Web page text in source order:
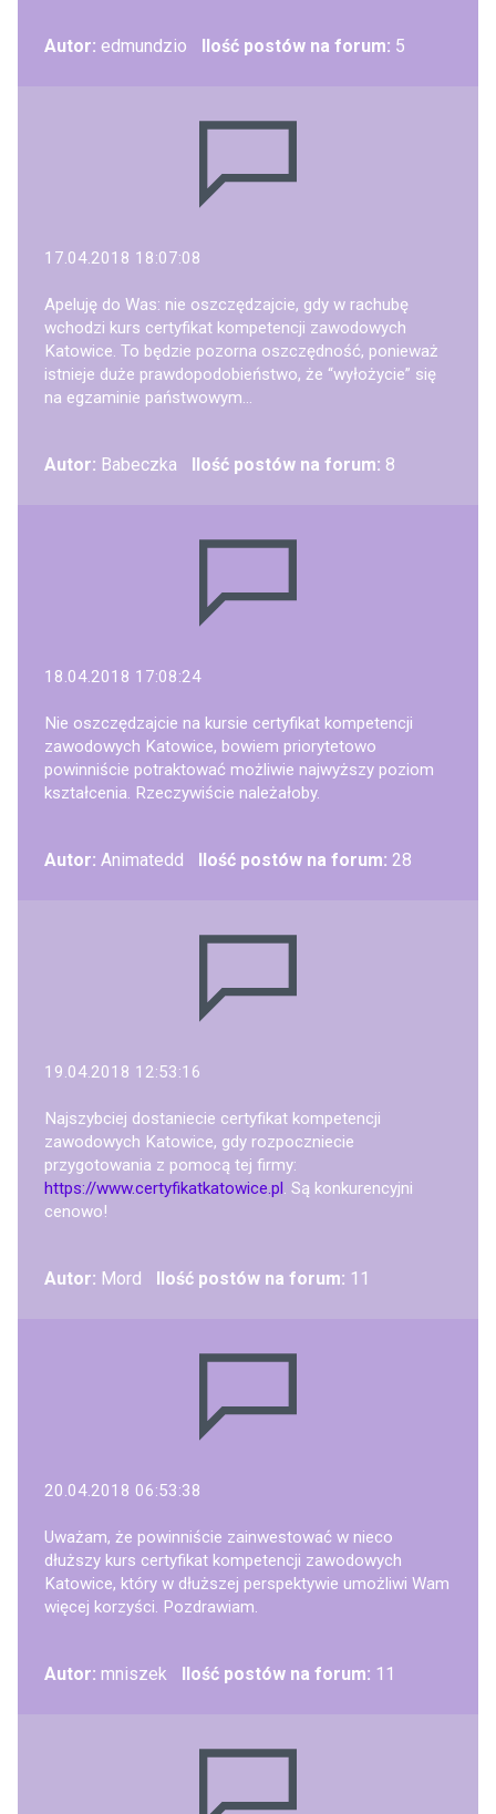
Autor: edmundzio Ilość postów na forum: 5
17.04.2018 18:07:08
Apeluję do Was: nie oszczędzajcie, gdy w rachubę
wchodzi kurs certyfikat kompetencji zawodowych
Katowice. To będzie pozorna oszczędność, ponieważ
istnieje duże prawdopodobieństwo, że “wyłożycie” się
na egzaminie państwowym...
Autor: Babeczka Ilość postów na forum: 8
18.04.2018 17:08:24
Nie oszczędzajcie na kursie certyfikat kompetencji
zawodowych Katowice, bowiem priorytetowo
powinniście potraktować możliwie najwyższy poziom
kształcenia. Rzeczywiście należałoby.
Autor: Animatedd Ilość postów na forum: 28
19.04.2018 12:53:16
Najszybciej dostaniecie certyfikat kompetencji
zawodowych Katowice, gdy rozpoczniecie
przygotowania z pomocą tej firmy:
https://www.certyfikatkatowice.pl . Są konkurencyjni
cenowo!
Autor: Mord Ilość postów na forum: 11
20.04.2018 06:53:38
Uważam, że powinniście zainwestować w nieco
dłuższy kurs certyfikat kompetencji zawodowych
Katowice, który w dłuższej perspektywie umożliwi Wam
więcej korzyści. Pozdrawiam.
Autor: mniszek Ilość postów na forum: 11